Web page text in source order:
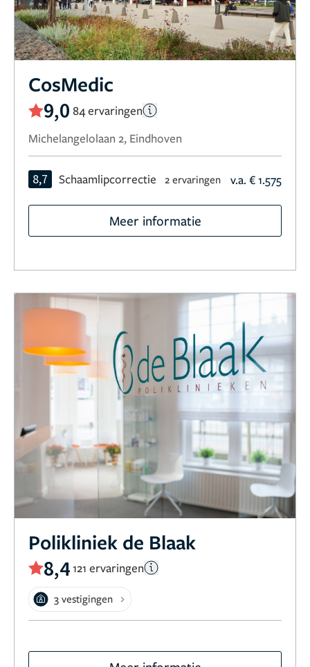
CosMedic
9,0 84 ervaringen
Michelangelolaan 2, Eindhoven
8,7 Schaamlipcorrectie 2 ervaringen v.a. € 1.575
Meer informatie
Polikliniek de Blaak
8,4121 ervaringen
3 vestigingen